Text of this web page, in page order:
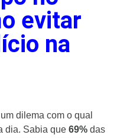
evitar
na
dilema com o qual
dia. Sabia que 69% das